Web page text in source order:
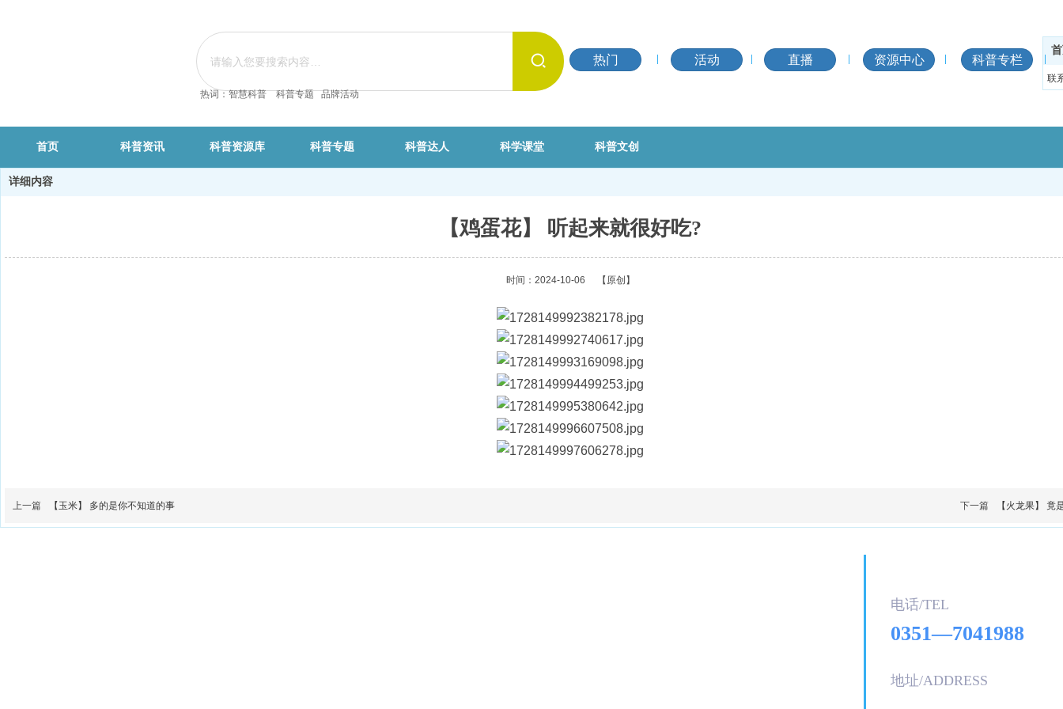
联
热词：智慧科普 科普专题 品牌活动
热门 活动 直播 资源中心 科普专栏
首页 科普资讯 科普资源库 科普专题 科普达人 科学课堂 科普文创
详细内容
【鸡蛋花】 听起来就很好吃?
时间：2024-10-06 【原创】
上一篇 【玉米】 多的是你不知道的事 下一篇 【火龙果】 竟
电话/TEL
0351—7041988
地址/ADDRESS